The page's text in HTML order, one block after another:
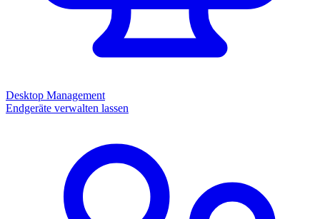
Desktop Management
Endgeräte verwalten lassen